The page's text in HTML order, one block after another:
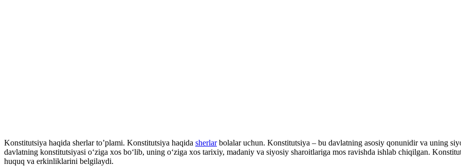
Konstitutsiya haqida sherlar to’plami. Konstitutsiya haqida sherlarbolalar uchun. Konstitutsiya – bu davlatning asosiy qonunidir va uning
davlatning konstitutsiyasi o‘ziga xos bo‘lib, uning o‘ziga xos tarixiy, madaniy va siyosiy sharoitlariga mos ravishda ishlab chiqilgan.
huquq va erkinliklarini belgilaydi.